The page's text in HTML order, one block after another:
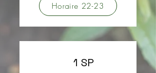
Horaire 22-23
1 SP